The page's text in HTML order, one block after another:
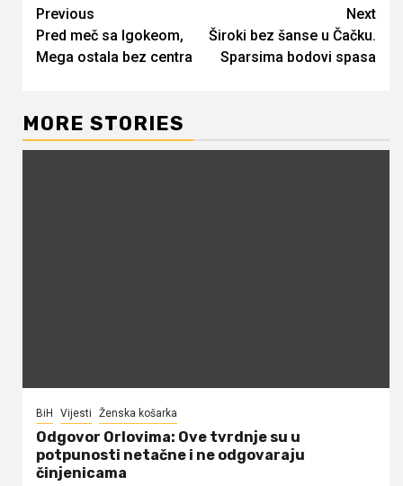
Continue
Reading
Previous
Pred meč sa Igokeom,
Mega ostala bez centra
Next
Široki bez šanse u Čačku.
Sparsima bodovi spasa
MORE STORIES
BiH Vijesti Ženska košarka
Odgovor Orlovima: ​Ove tvrdnje su u
potpunosti netačne i ne odgovaraju
činjenicama